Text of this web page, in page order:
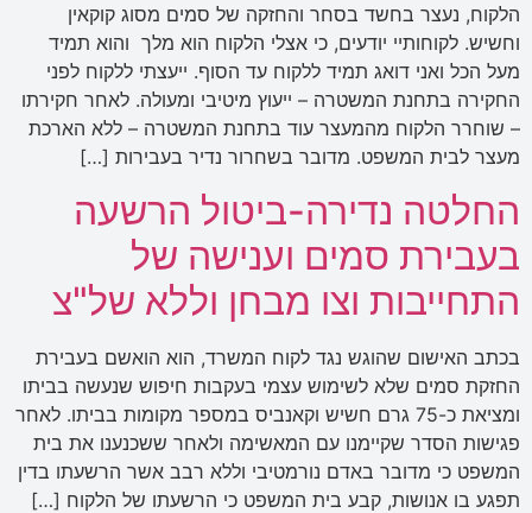
הלקוח, נעצר בחשד בסחר והחזקה של סמים מסוג קוקאין
וחשיש. לקוחותיי יודעים, כי אצלי הלקוח הוא מלך והוא תמיד
מעל הכל ואני דואג תמיד ללקוח עד הסוף. ייעצתי ללקוח לפני
החקירה בתחנת המשטרה – ייעוץ מיטיבי ומעולה. לאחר חקירתו
– שוחרר הלקוח מהמעצר עוד בתחנת המשטרה – ללא הארכת
מעצר לבית המשפט. מדובר בשחרור נדיר בעבירות […]
החלטה נדירה-ביטול הרשעה
בעבירת סמים וענישה של
התחייבות וצו מבחן וללא של"צ
בכתב האישום שהוגש נגד לקוח המשרד, הוא הואשם בעבירת
החזקת סמים שלא לשימוש עצמי בעקבות חיפוש שנעשה בביתו
ומציאת כ-75 גרם חשיש וקאנביס במספר מקומות בביתו. לאחר
פגישות הסדר שקיימנו עם המאשימה ולאחר ששכנענו את בית
המשפט כי מדובר באדם נורמטיבי וללא רבב אשר הרשעתו בדין
תפגע בו אנושות, קבע בית המשפט כי הרשעתו של הלקוח […]